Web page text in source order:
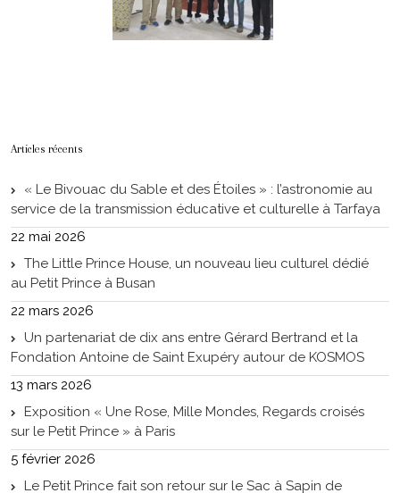
Articles récents
« Le Bivouac du Sable et des Étoiles » : l’astronomie au
service de la transmission éducative et culturelle à Tarfaya
22 mai 2026
The Little Prince House, un nouveau lieu culturel dédié
au Petit Prince à Busan
22 mars 2026
Un partenariat de dix ans entre Gérard Bertrand et la
Fondation Antoine de Saint Exupéry autour de KOSMOS
13 mars 2026
Exposition « Une Rose, Mille Mondes, Regards croisés
sur le Petit Prince » à Paris
5 février 2026
Le Petit Prince fait son retour sur le Sac à Sapin de